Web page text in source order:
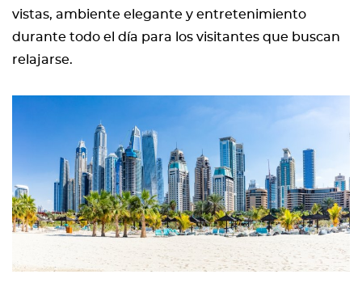
vistas, ambiente elegante y entretenimiento
durante todo el día para los visitantes que buscan
relajarse.